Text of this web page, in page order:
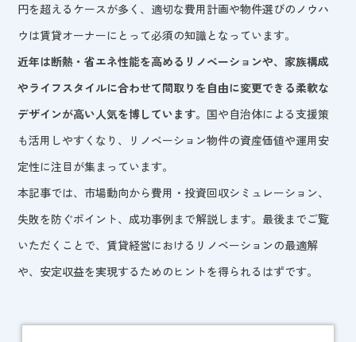
円を超えるケースが多く、適切な費用計画や物件選びのノウハ
ウは賃貸オーナーにとって必須の知識となっています。
近年は断熱・省エネ性能を高めるリノベーションや、家族構成
やライフスタイルに合わせて間取りを自由に変更できる柔軟な
デザインが高い人気を博しています。 国や自治体による支援策
も活用しやすくなり、リノベーション物件の資産価値や運用安
定性に注目が集まっています。
本記事では、市場動向から費用・投資回収シミュレーション、
失敗を防ぐポイント、成功事例まで解説します。最後までご覧
いただくことで、賃貸経営におけるリノベーションの最適解
や、安定収益を実現するためのヒントを得られるはずです。